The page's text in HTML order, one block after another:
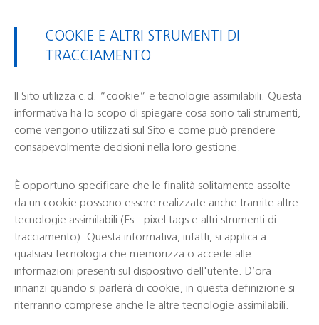
COOKIE E ALTRI STRUMENTI DI
TRACCIAMENTO
Il Sito utilizza c.d. “cookie” e tecnologie assimilabili. Questa
informativa ha lo scopo di spiegare cosa sono tali strumenti,
come vengono utilizzati sul Sito e come può prendere
consapevolmente decisioni nella loro gestione.
È opportuno specificare che le finalità solitamente assolte
da un cookie possono essere realizzate anche tramite altre
tecnologie assimilabili (Es.: pixel tags e altri strumenti di
tracciamento). Questa informativa, infatti, si applica a
qualsiasi tecnologia che memorizza o accede alle
informazioni presenti sul dispositivo dell'utente. D’ora
innanzi quando si parlerà di cookie, in questa definizione si
riterranno comprese anche le altre tecnologie assimilabili.